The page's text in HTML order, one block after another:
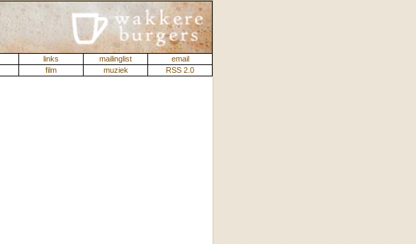
links mailinglist
email
film muziek RSS 2.0